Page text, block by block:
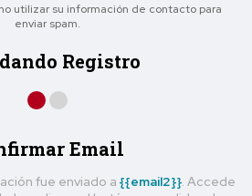
utilizar su información de contacto para
enviar spam.
Registro
Email
fue enviado a {{email2}} . Accede